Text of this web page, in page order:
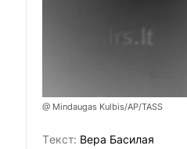
@ Mindaugas Kulbis/AP/TASS
Tекст: Вера Басилая